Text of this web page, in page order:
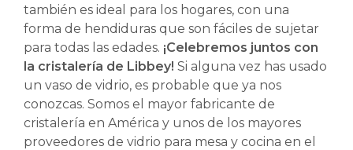
también es ideal para los hogares, con una
forma de hendiduras que son fáciles de sujetar
para todas las edades. ¡Celebremos juntos con
la cristalería de Libbey! Si alguna vez has usado
un vaso de vidrio, es probable que ya nos
conozcas. Somos el mayor fabricante de
cristalería en América y unos de los mayores
proveedores de vidrio para mesa y cocina en el